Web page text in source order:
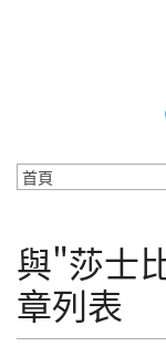
與"莎士
章列表